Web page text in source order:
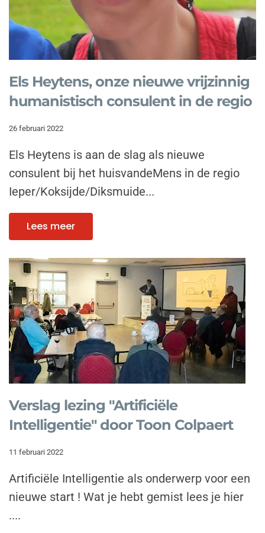
Els Heytens, onze nieuwe vrijzinnig
humanistisch consulent in de regio
26 februari 2022
Els Heytens is aan de slag als nieuwe
consulent bij het huisvandeMens in de regio
Ieper/Koksijde/Diksmuide...
Lees meer
Verslag lezing "Artificiële
Intelligentie" door Toon Colpaert
11 februari 2022
Artificiële Intelligentie als onderwerp voor een
nieuwe start ! Wat je hebt gemist lees je hier
....